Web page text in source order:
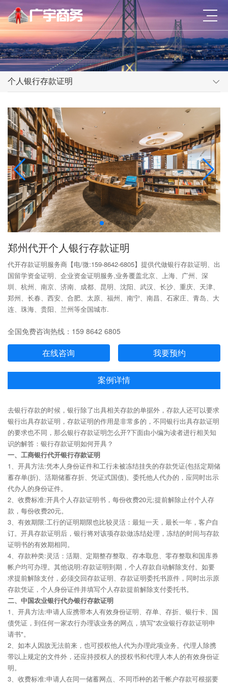
个人银行存款证明
郑州代开个人银行存款证明
代开存款证明服务商【电/微:159-8642-6805】提供代做银行存款证明、出
国留学资金证明、企业资金证明服务,业务覆盖北京、上海、广州、深
圳、杭州、南京、济南、成都、昆明、沈阳、武汉、长沙、重庆、天津、
郑州、长春、西安、合肥、太原、福州、南宁、南昌、石家庄、青岛、大
连、珠海、贵阳、兰州等全国城市.
全国免费咨询热线：159 8642 6805
在线咨询 我要预约
案例详情
去银行存款的时候，银行除了出具相关存款的单据外，存款人还可以要求
银行出具存款证明，存款证明的作用是非常多的，不同银行出具存款证明
的要求也不同，那么银行存款证明怎么开?下面由小编为读者进行相关知
识的解答：银行存款证明如何开具？
一、工商银行代开银行存款证明
1、开具方法:凭本人身份证件和工行未被冻结挂失的存款凭证(包括定期储
蓄存单(折)、活期储蓄存折、凭证式国债)。委托他人代办的，应同时出示
代办人的身份证件。
2、收费标准:开具个人存款证明书，每份收费20元;提前解除止付个人存
款，每份收费20元。
3、有效期限:工行的证明期限也比较灵活：最短一天，最长一年，客户自
订。开具存款证明后，银行将对该项存款做冻结处理，冻结的时间与存款
证明书的有效期相同。
4、存款种类:灵活：活期、定期整存整取、存本取息、零存整取和国库券
帐户均可办理。其他说明:存款证明到期，个人存款自动解除支付。如要
求提前解除支付，必须交回存款证明、存款证明委托书原件，同时出示原
存款凭证，个人身份证件并填写个人存款提前解除支付委托书。
二、中国农业银行代办银行存款证明
1、开具方法:申请人应携带本人有效身份证明、存单、存折、银行卡、国
债凭证，到任何一家农行办理该业务的网点，填写"农业银行存款证明申
请书"。
2、如本人因故无法前来，也可授权他人代为办理此项业务。代理人除携
带以上规定的文件外，还应持授权人的授权书和代理人本人的有效身份证
明。
3、收费标准:申请人在同一储蓄网点、不同币种的若干帐户存款可根据要